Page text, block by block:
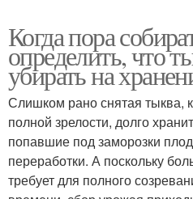
Когда пора
определить, что
убирать на
Слишком рано снятая тыква,
полной зрелости, долго
попавшие под заморозки
переработки. А поскольку
требует для полного